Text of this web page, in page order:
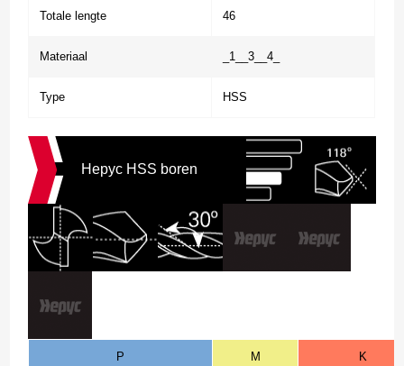
Totale lengte 46
Materiaal _1__3__4_
Type HSS
Hepyc HSS boren
P M K